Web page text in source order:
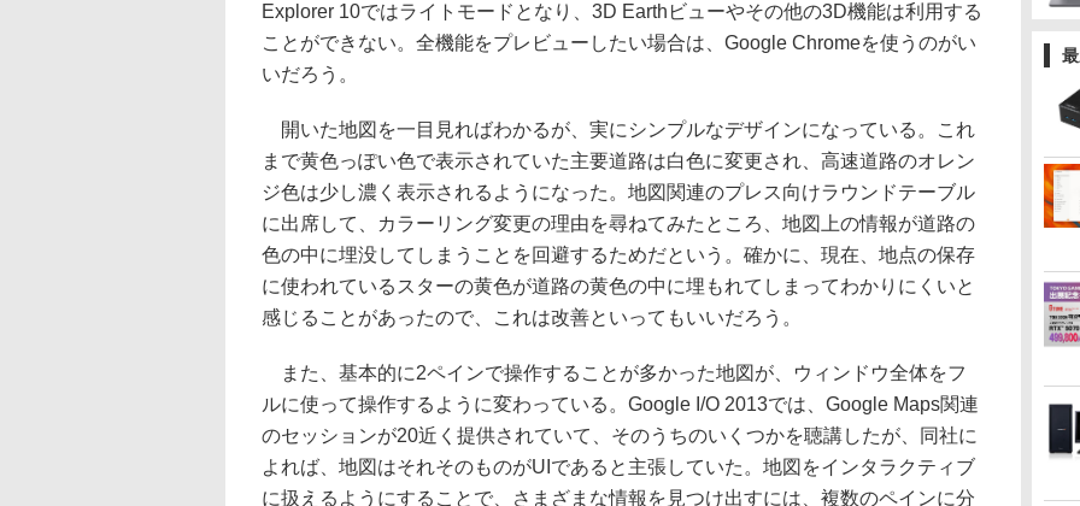
Explorer 10ではライトモードとなり、3D Earthビューやその他の3D機能は利用する
ことができない。全機能をプレビューしたい場合は、Google Chromeを使うのがい
いだろう。
開いた地図を一目見ればわかるが、実にシンプルなデザインになっている。これ
まで黄色っぽい色で表示されていた主要道路は白色に変更され、高速道路のオレン
ジ色は少し濃く表示されるようになった。地図関連のプレス向けラウンドテーブル
に出席して、カラーリング変更の理由を尋ねてみたところ、地図上の情報が道路の
色の中に埋没してしまうことを回避するためだという。確かに、現在、地点の保存
に使われているスターの黄色が道路の黄色の中に埋もれてしまってわかりにくいと
感じることがあったので、これは改善といってもいいだろう。
また、基本的に2ペインで操作することが多かった地図が、ウィンドウ全体をフ
ルに使って操作するように変わっている。Google I/O 2013では、Google Maps関連
のセッションが20近く提供されていて、そのうちのいくつかを聴講したが、同社に
よれば、地図はそれそのものがUIであると主張していた。地図をインタラクティブ
に扱えるようにすることで、さまざまな情報を見つけ出すには、複数のペインに分